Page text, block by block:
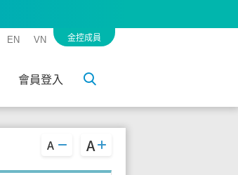
EN VN 金控成員
會員登入